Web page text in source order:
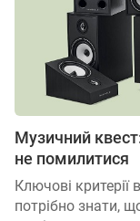
Музичний
не помилитися
Ключові критерії
потрібно знати,